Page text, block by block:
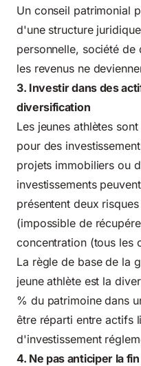
Un conseil patrimonial
d'une structure
personnelle, société
les revenus ne
3. Investir dans des
diversification
Les jeunes athlètes
pour des
projets immobiliers ou
investissements
présentent deux
(impossible de
concentration (tous les
La règle de base de la
jeune athlète est la
% du patrimoine dans
être réparti entre actifs
d'investissement
4. Ne pas anticiper la